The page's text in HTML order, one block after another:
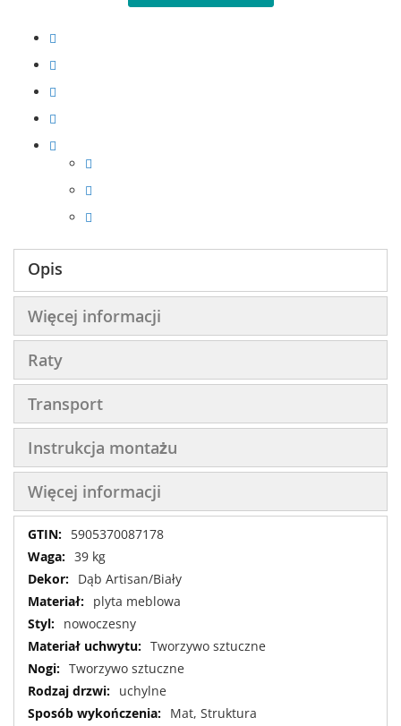
Opis
Więcej informacji
Raty
Transport
Instrukcja montażu
Więcej informacji
Więcej
informacji
5905370087178
39 kg
Dąb Artisan/Biały
plyta meblowa
nowoczesny
Tworzywo sztuczne
Tworzywo sztuczne
uchylne
Mat, Struktura